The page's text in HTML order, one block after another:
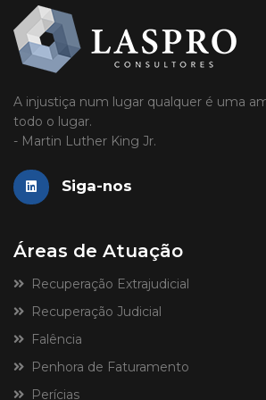
A injustiça num lugar qualquer é uma
todo o lugar.
- Martin Luther King Jr.
Siga-nos
Áreas de Atuação
Recuperação Extrajudicial
Recuperação Judicial
Falência
Penhora de Faturamento
Perícias